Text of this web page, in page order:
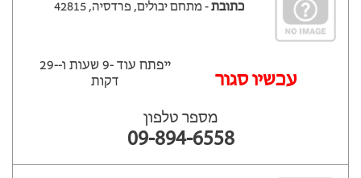
כתובת- מתחם יבולים, פרדסיה, 42815
‫עכשיו סגור
ייפתח עוד -9 שעות ‫ו--29
דקות
מספר טלפון
09-894-6558